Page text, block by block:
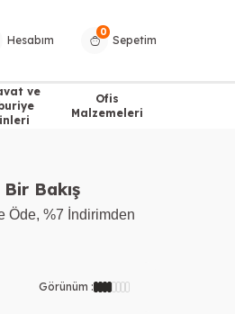
Hesabım
0
Sepetim
ve
Ofis
Malzemeleri
Bakış
Öde, %7 İndirimden
Görünüm :